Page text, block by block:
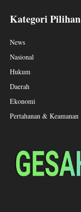
Kategori Pilihan
News
Nasional
Hukum
Daerah
Ekonomi
Pertahanan & Keamanan